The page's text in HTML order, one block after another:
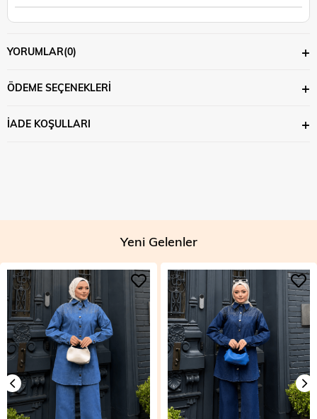
YORUMLAR(0)
ÖDEME SEÇENEKLERI
İADE KOŞULLARI
Yeni Gelenler